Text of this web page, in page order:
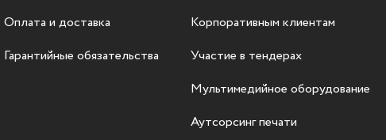
Оплата и доставка
Гарантийные обязательства
Корпоративным клиентам
Участие в тендерах
Мультимедийное оборудование
Аутсорсинг печати